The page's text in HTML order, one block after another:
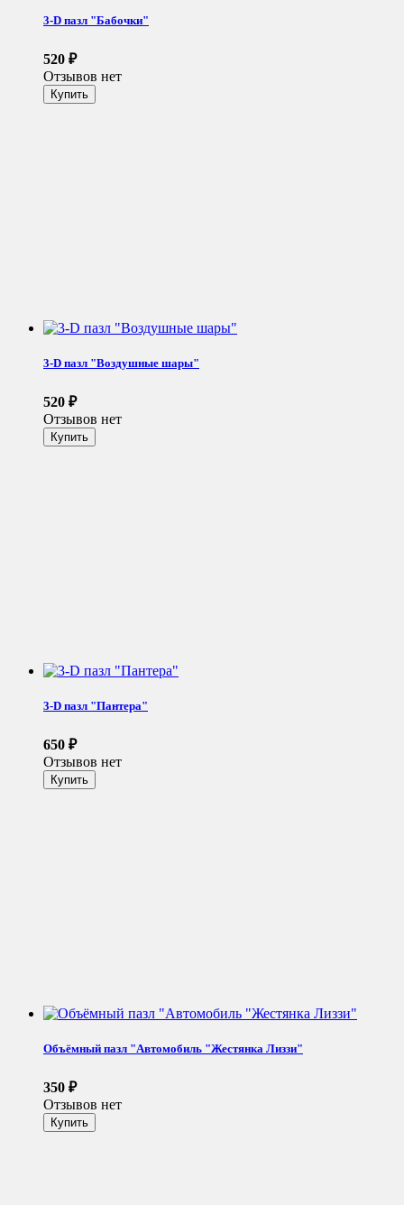
3-D пазл "Бабочки"
520 ₽
Отзывов нет
3-D пазл "Воздушные шары"
520 ₽
Отзывов нет
3-D пазл "Пантера"
650 ₽
Отзывов нет
Объёмный пазл "Автомобиль "Жестянка Лиззи"
350 ₽
Отзывов нет